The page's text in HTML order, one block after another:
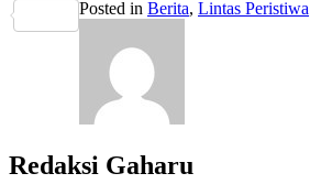
Share
Posted in Berita, Lintas Peristiwa
Redaksi Gaharu